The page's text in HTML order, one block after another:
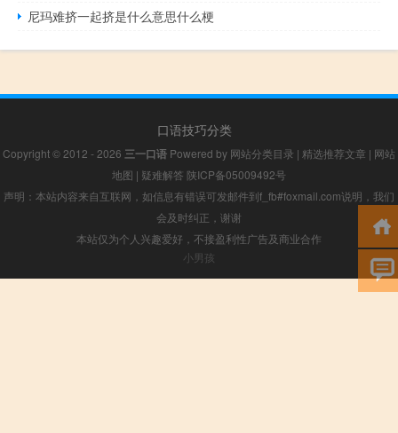
尼玛难挤一起挤是什么意思什么梗
口语技巧分类
Copyright © 2012 - 2026 三一口语 Powered by 网站分类目录 | 精选推荐文章 | 网站
地图 | 疑难解答 陕ICP备05009492号
声明：本站内容来自互联网，如信息有错误可发邮件到f_fb#foxmail.com说明，我们
会及时纠正，谢谢
本站仅为个人兴趣爱好，不接盈利性广告及商业合作
小男孩